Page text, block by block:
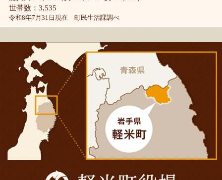
世帯数：3,535
令和8年7月31日現在 町民生活課調べ